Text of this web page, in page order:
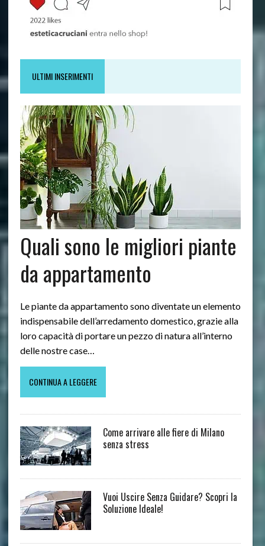
ULTIMI INSERIMENTI
Quali sono le migliori piante
da appartamento
Le piante da appartamento sono diventate un elemento
indispensabile dell’arredamento domestico, grazie alla
loro capacità di portare un pezzo di natura all’interno
delle nostre case…
CONTINUA A LEGGERE
Come arrivare alle fiere di Milano
senza stress
Vuoi Uscire Senza Guidare? Scopri la
Soluzione Ideale!